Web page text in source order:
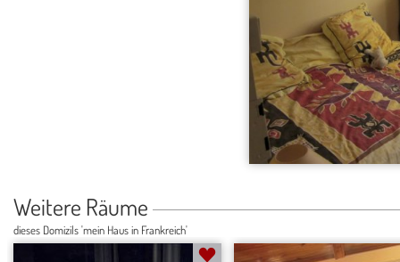
Weitere Räume
dieses Domizils 'mein Haus in Frankreich'